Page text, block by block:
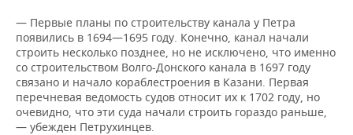
— Первые планы по строительству канала у Петра
появились в 1694—1695 году. Конечно, канал начали
строить несколько позднее, но не исключено, что именно
со строительством Волго-Донского канала в 1697 году
связано и начало кораблестроения в Казани. Первая
перечневая ведомость судов относит их к 1702 году, но
очевидно, что эти суда начали строить гораздо раньше,
— убежден Петрухинцев.